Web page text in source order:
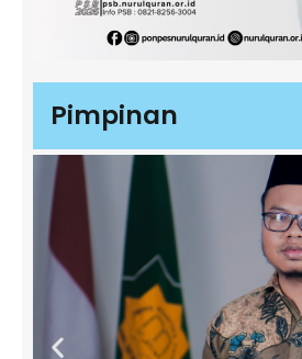
Pimpinan